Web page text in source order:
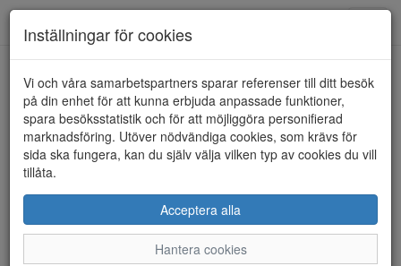
HEM SKECHERS
Inställningar för cookies
Vi och våra samarbetspartners sparar referenser till ditt besök
på din enhet för att kunna erbjuda anpassade funktioner,
spara besöksstatistik och för att möjliggöra personifierad
marknadsföring. Utöver nödvändiga cookies, som krävs för
sida ska fungera, kan du själv välja vilken typ av cookies du vill
tillåta.
Acceptera alla
Hantera cookies